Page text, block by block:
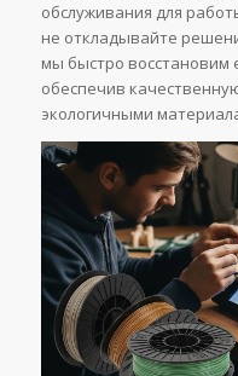
обслуживания для
не откладывайте
мы быстро восстановим
обеспечив
экологичными